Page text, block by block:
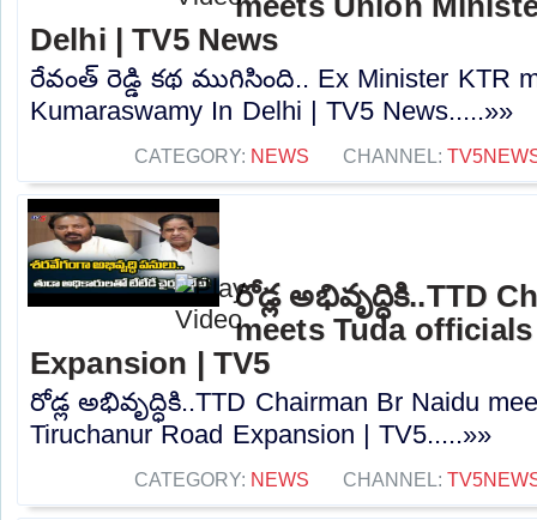
Delhi | TV5 News
రేవంత్ రెడ్డి కథ ముగిసింది.. Ex Minister KTR
Kumaraswamy In Delhi | TV5 News.....»»
CATEGORY: NEWS CHANNEL:
రోడ్ల అభివృద్ధికి..TTD
meets Tuda
Expansion | TV5
రోడ్ల అభివృద్ధికి..TTD Chairman Br Naidu
Tiruchanur Road Expansion | TV5.....»»
CATEGORY: NEWS CHANNEL: